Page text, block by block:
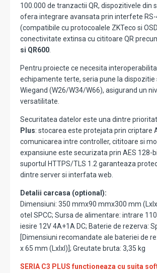
100.000 de tranzactii QR, dispozitivele din
ofera integrare avansata prin interfete RS-
(compatibile cu protocoalele ZKTeco si
conectivitate extinsa cu cititoare QR
si QR600.
Pentru proiecte ce necesita
echipamente terte, seria pune la
Wiegand (W26/W34/W66), asigurand un
versatilitate.
Securitatea datelor este una dintre
Plus: stocarea este protejata prin criptare
comunicarea intre controller, cititoare si
expansiune este securizata prin AES 128-
suportul HTTPS/TLS 1.2 garanteaza
dintre server si interfata web.
Detalii carcasa (optional):
Dimensiuni: 350 mmx90 mmx300 mm
otel SPCC; Sursa de alimentare: intrare
iesire 12V 4A+1A DC; Baterie de rezerva:
[Dimensiuni recomandate ale bateriei de
x 65 mm (LxlxI)]; Greutate bruta: 3,35 kg
SERIA C3 PLUS functioneaza cu suita